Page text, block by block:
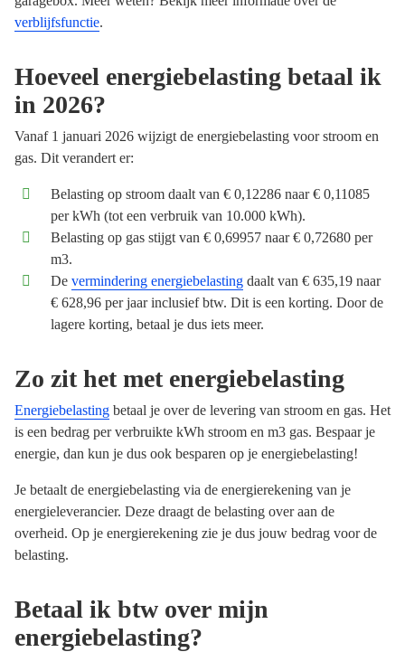
verblijfsfunctie.
Hoeveel energiebelasting betaal ik
in 2026?
Vanaf 1 januari 2026 wijzigt de energiebelasting voor stroom en
gas. Dit verandert er:
Belasting op stroom daalt van € 0,12286 naar € 0,11085
per kWh (tot een verbruik van 10.000 kWh).
Belasting op gas stijgt van € 0,69957 naar € 0,72680 per
m3.
De vermindering energiebelasting daalt van € 635,19 naar
€ 628,96 per jaar inclusief btw. Dit is een korting. Door de
lagere korting, betaal je dus iets meer.
Zo zit het met energiebelasting
Energiebelasting betaal je over de levering van stroom en gas. Het
is een bedrag per verbruikte kWh stroom en m3 gas. Bespaar je
energie, dan kun je dus ook besparen op je energiebelasting!
Je betaalt de energiebelasting via de energierekening van je
energieleverancier. Deze draagt de belasting over aan de
overheid. Op je energierekening zie je dus jouw bedrag voor de
belasting.
Betaal ik btw over mijn
energiebelasting?